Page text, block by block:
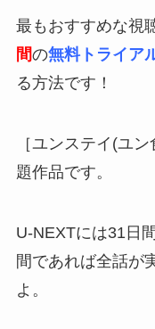
最もおすすめな視
間の無料トライア
る方法です！
［ユンステイ(ユ
題作品です。
U-NEXTには31日
間であれば全話が
よ。